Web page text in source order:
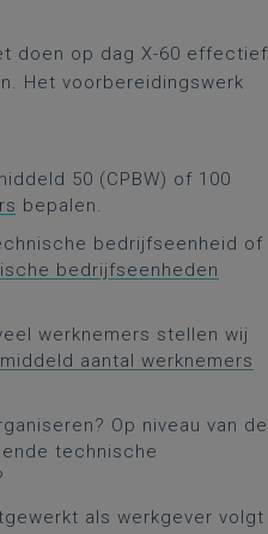
doen op dag X-60 effectief
Het voorbereidingswerk
50 (CPBW) of 100
bepalen.
bedrijfseenheid of
bedrijfseenheden
werknemers stellen wij
aantal werknemers
Op niveau van de
technische
als werkgever volgt